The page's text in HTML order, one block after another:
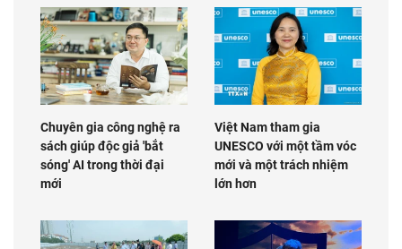
Chuyên gia công nghệ ra
sách giúp độc giả 'bắt
sóng' AI trong thời đại
mới
Việt Nam tham gia
UNESCO với một tầm vóc
mới và một trách nhiệm
lớn hơn